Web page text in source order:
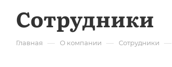
Сотрудники
Главная — О компании — Сотрудники —